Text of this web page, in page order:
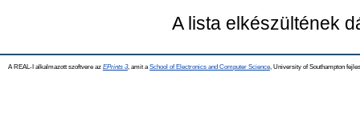
A lista elkészültének
A REAL-I alkalmazott szoftvere az EPrints 3, amit a School of Electronics and Computer Science , University of Southampton